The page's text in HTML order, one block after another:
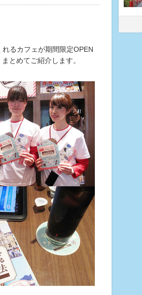
るカフェが期間限定OPEN
とめてご紹介します。